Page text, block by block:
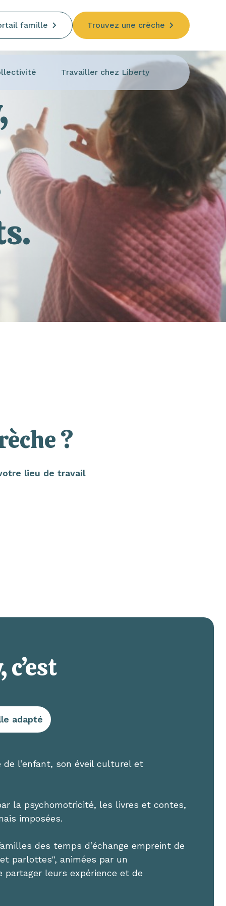
famille Trouvez une crèche
Travailler chez Liberty
?
lieu de travail
adapté
l’enfant, son éveil culturel et
la psychomotricité, les livres et contes,
imposées.
des temps d’échange empreint de
parlottes", animées par un
leurs expérience et de